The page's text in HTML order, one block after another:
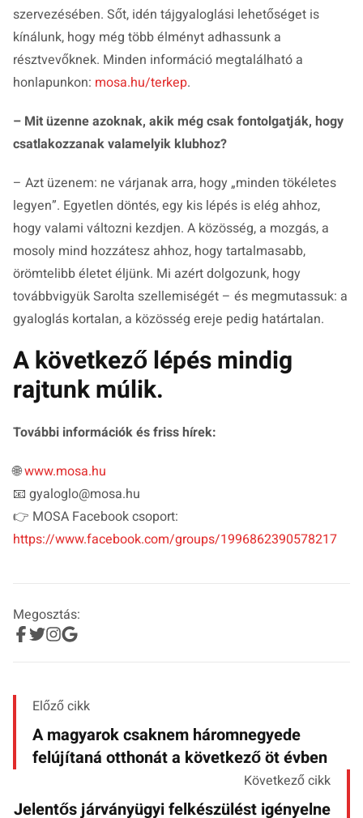
szervezésében. Sőt, idén tájgyaloglási lehetőséget is
kínálunk, hogy még több élményt adhassunk a
résztvevőknek. Minden információ megtalálható a
honlapunkon: mosa.hu/terkep.
– Mit üzenne azoknak, akik még csak fontolgatják, hogy
csatlakozzanak valamelyik klubhoz?
– Azt üzenem: ne várjanak arra, hogy „minden tökéletes
legyen”. Egyetlen döntés, egy kis lépés is elég ahhoz,
hogy valami változni kezdjen. A közösség, a mozgás, a
mosoly mind hozzátesz ahhoz, hogy tartalmasabb,
örömtelibb életet éljünk. Mi azért dolgozunk, hogy
továbbvigyük Sarolta szellemiségét – és megmutassuk: a
gyaloglás kortalan, a közösség ereje pedig határtalan.
A következő lépés mindig
rajtunk múlik.
További információk és friss hírek:
🌐www.mosa.hu
📧 gyaloglo@mosa.hu
👉 MOSA Facebook csoport:
https://www.facebook.com/groups/1996862390578217
Megosztás:
Előző cikk
A magyarok csaknem háromnegyede
felújítaná otthonát a következő öt évben
Következő cikk
Jelentős járványügyi felkészülést igényelne